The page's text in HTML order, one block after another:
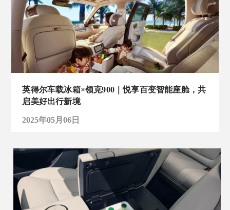
英得尔车载冰箱×领克900｜悦享百变智能座舱，共
启美好出行新境
2025年05月06日